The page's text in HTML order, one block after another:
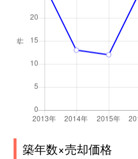
築年数×売却価格